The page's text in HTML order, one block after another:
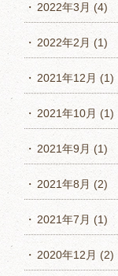
2022年3月 (4)
2022年2月 (1)
2021年12月 (1)
2021年10月 (1)
2021年9月 (1)
2021年8月 (2)
2021年7月 (1)
2020年12月 (2)